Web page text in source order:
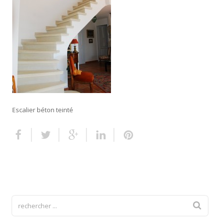
Escalier extérieur
Finitions pour escalier
Escalier béton teinté